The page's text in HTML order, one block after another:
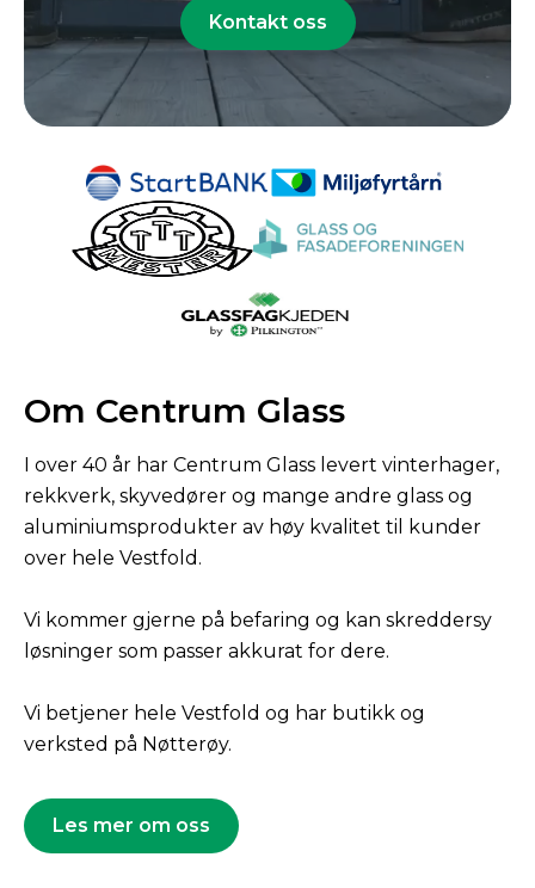
Kontakt oss
Om Centrum Glass
I over 40 år har Centrum Glass levert vinterhager,
rekkverk, skyvedører og mange andre glass og
aluminiumsprodukter av høy kvalitet til kunder
over hele Vestfold.
Vi kommer gjerne på befaring og kan skreddersy
løsninger som passer akkurat for dere.
Vi betjener hele Vestfold og har butikk og
verksted på Nøtterøy.
Les mer om oss